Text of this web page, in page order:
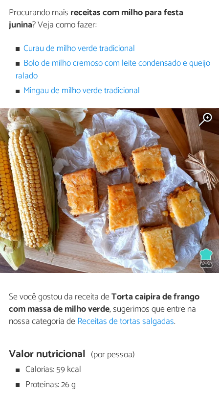
Procurando mais receitas com milho para festa
junina? Veja como fazer:
Curau de milho verde tradicional
Bolo de milho cremoso com leite condensado e queijo
ralado
Mingau de milho verde tradicional
Se você gostou da receita deTorta caipira de frango
com massa de milho verde, sugerimos que entre na
nossa categoria deReceitas de tortas salgadas.
Valor nutricional (por pessoa)
Calorias: 59 kcal
Proteínas: 26 g